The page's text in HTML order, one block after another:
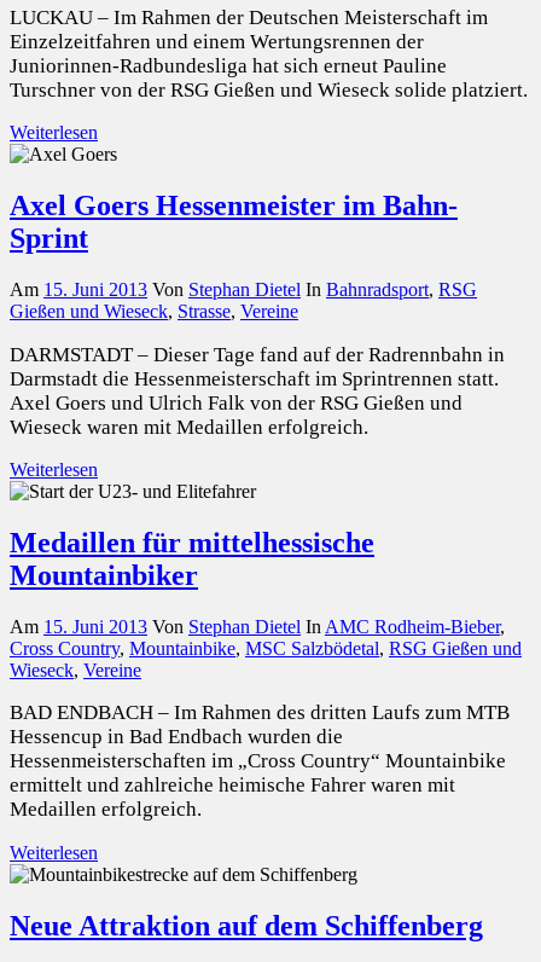
LUCKAU – Im Rahmen der Deutschen Meisterschaft im
Einzelzeitfahren und einem Wertungsrennen der
Juniorinnen-Radbundesliga hat sich erneut Pauline
Turschner von der RSG Gießen und Wieseck solide platziert.
Weiterlesen
Axel Goers Hessenmeister im Bahn-
Sprint
Am 15. Juni 2013 Von Stephan Dietel In Bahnradsport, RSG
Gießen und Wieseck, Strasse, Vereine
DARMSTADT – Dieser Tage fand auf der Radrennbahn in
Darmstadt die Hessenmeisterschaft im Sprintrennen statt.
Axel Goers und Ulrich Falk von der RSG Gießen und
Wieseck waren mit Medaillen erfolgreich.
Weiterlesen
Medaillen für mittelhessische
Mountainbiker
Am 15. Juni 2013 Von Stephan Dietel In AMC Rodheim-Bieber,
Cross Country, Mountainbike, MSC Salzbödetal, RSG Gießen und
Wieseck, Vereine
BAD ENDBACH – Im Rahmen des dritten Laufs zum MTB
Hessencup in Bad Endbach wurden die
Hessenmeisterschaften im „Cross Country“ Mountainbike
ermittelt und zahlreiche heimische Fahrer waren mit
Medaillen erfolgreich.
Weiterlesen
Neue Attraktion auf dem Schiffenberg